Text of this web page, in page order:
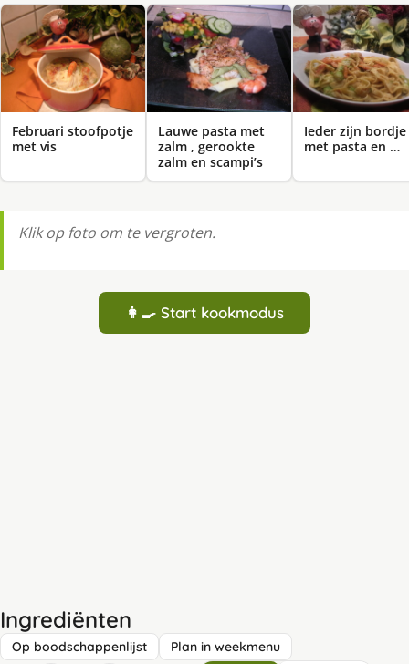
Februari stoofpotje
met vis
Lauwe pasta met
zalm , gerookte
zalm en scampi’s
Ieder zijn bordje
met pasta en …
Klik op foto om te vergroten.
👩‍🍳 Start kookmodus
Ingrediënten
Op boodschappenlijst Plan in weekmenu